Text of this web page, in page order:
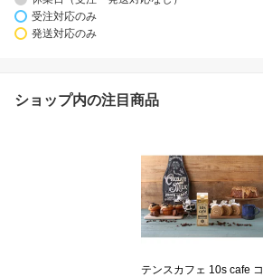
受注対応のみ
発送対応のみ
ショップ内の注目商品
テンスカフェ 10s cafe コ